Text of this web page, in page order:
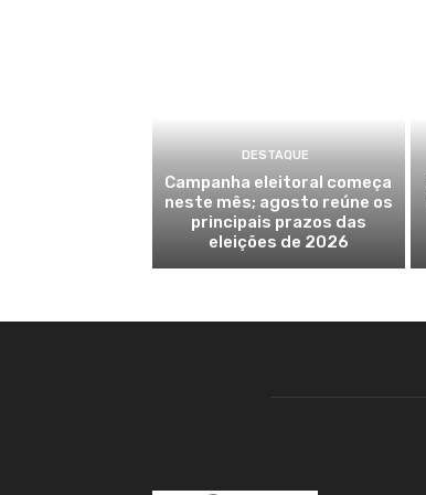
DESTAQUE
Campanha eleitoral começa
neste mês; agosto reúne os
principais prazos das
eleições de 2026